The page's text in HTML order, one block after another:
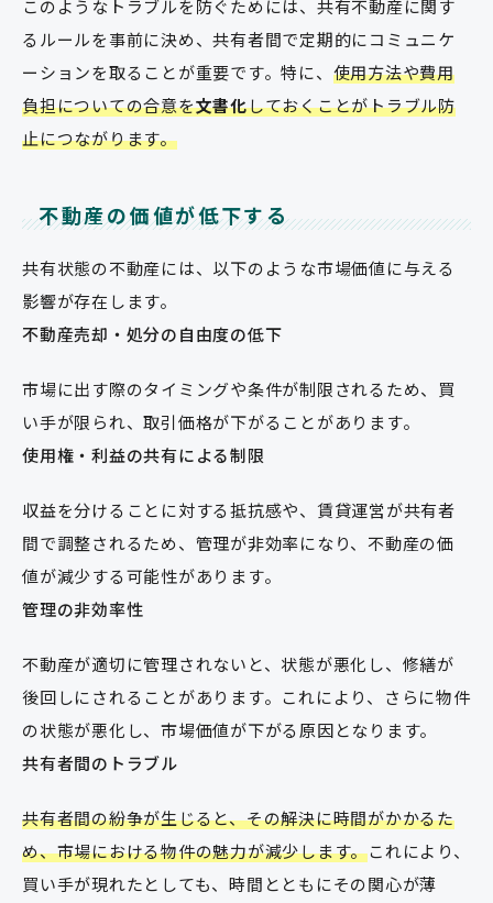
このようなトラブルを防ぐためには、共有不動産に関す
るルールを事前に決め、共有者間で定期的にコミュニケ
ーションを取ることが重要です。特に、 使用方法や費用
負担についての合意を文書化しておくことがトラブル防
止につながります。
不動産の価値が低下する
共有状態の不動産には、以下のような市場価値に与える
影響が存在します。
不動産売却・処分の自由度の低下
市場に出す際のタイミングや条件が制限されるため、買
い手が限られ、取引価格が下がることがあります。
使用権・利益の共有による制限
収益を分けることに対する抵抗感や、賃貸運営が共有者
間で調整されるため、管理が非効率になり、不動産の価
値が減少する可能性があります。
管理の非効率性
不動産が適切に管理されないと、状態が悪化し、修繕が
後回しにされることがあります。これにより、さらに物件
の状態が悪化し、市場価値が下がる原因となります。
共有者間のトラブル
共有者間の紛争が生じると、その解決に時間がかかるた
め、市場における物件の魅力が減少します。これにより、
買い手が現れたとしても、時間とともにその関心が薄